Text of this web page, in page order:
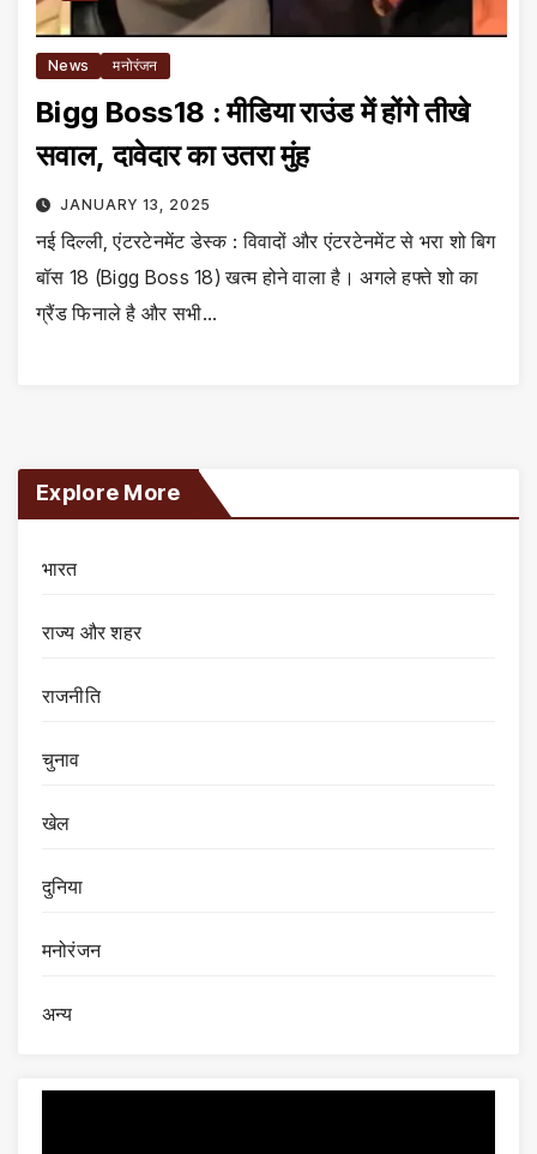
News मनोरंजन
Bigg Boss18 : मीडिया राउंड में होंगे तीखे
सवाल, दावेदार का उतरा मुंह
JANUARY 13, 2025
नई दिल्ली, एंटरटेनमेंट डेस्क : विवादों और एंटरटेनमेंट से भरा शो बिग
बॉस 18 (Bigg Boss 18) खत्म होने वाला है। अगले हफ्ते शो का
ग्रैंड फिनाले है और सभी…
Explore More
भारत
राज्य और शहर
राजनीति
चुनाव
खेल
दुनिया
मनोरंजन
अन्य